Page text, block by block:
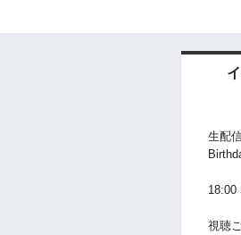
生配
18:00
視聴